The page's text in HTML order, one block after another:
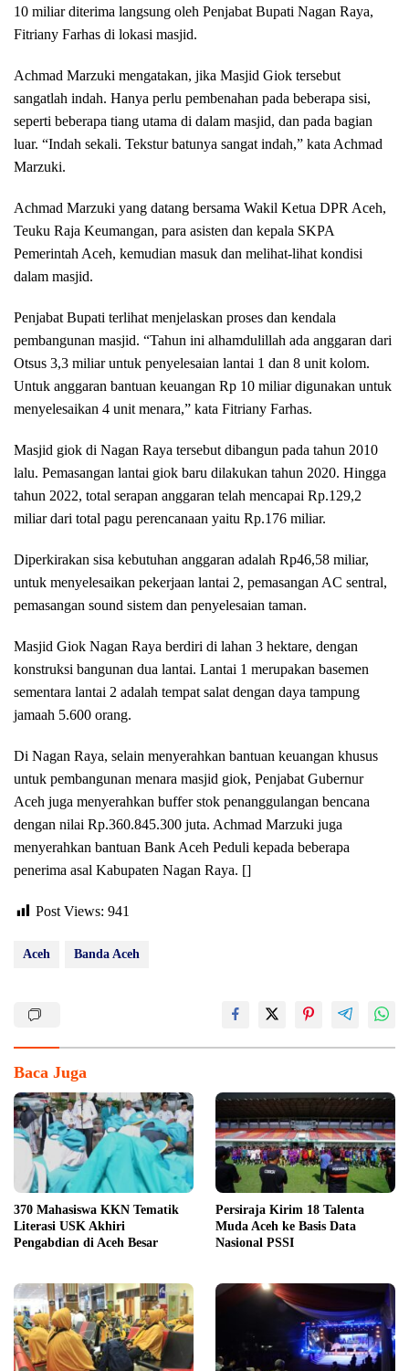
10 miliar diterima langsung oleh Penjabat Bupati Nagan Raya,
Fitriany Farhas di lokasi masjid.
Achmad Marzuki mengatakan, jika Masjid Giok tersebut
sangatlah indah. Hanya perlu pembenahan pada beberapa sisi,
seperti beberapa tiang utama di dalam masjid, dan pada bagian
luar. “Indah sekali. Tekstur batunya sangat indah,” kata Achmad
Marzuki.
Achmad Marzuki yang datang bersama Wakil Ketua DPR Aceh,
Teuku Raja Keumangan, para asisten dan kepala SKPA
Pemerintah Aceh, kemudian masuk dan melihat-lihat kondisi
dalam masjid.
Penjabat Bupati terlihat menjelaskan proses dan kendala
pembangunan masjid. “Tahun ini alhamdulillah ada anggaran dari
Otsus 3,3 miliar untuk penyelesaian lantai 1 dan 8 unit kolom.
Untuk anggaran bantuan keuangan Rp 10 miliar digunakan untuk
menyelesaikan 4 unit menara,” kata Fitriany Farhas.
Masjid giok di Nagan Raya tersebut dibangun pada tahun 2010
lalu. Pemasangan lantai giok baru dilakukan tahun 2020. Hingga
tahun 2022, total serapan anggaran telah mencapai Rp.129,2
miliar dari total pagu perencanaan yaitu Rp.176 miliar.
Diperkirakan sisa kebutuhan anggaran adalah Rp46,58 miliar,
untuk menyelesaikan pekerjaan lantai 2, pemasangan AC sentral,
pemasangan sound sistem dan penyelesaian taman.
Masjid Giok Nagan Raya berdiri di lahan 3 hektare, dengan
konstruksi bangunan dua lantai. Lantai 1 merupakan basemen
sementara lantai 2 adalah tempat salat dengan daya tampung
jamaah 5.600 orang.
Di Nagan Raya, selain menyerahkan bantuan keuangan khusus
untuk pembangunan menara masjid giok, Penjabat Gubernur
Aceh juga menyerahkan buffer stok penanggulangan bencana
dengan nilai Rp.360.845.300 juta. Achmad Marzuki juga
menyerahkan bantuan Bank Aceh Peduli kepada beberapa
penerima asal Kabupaten Nagan Raya. []
Post Views: 941
Aceh Banda Aceh
Baca Juga
370 Mahasiswa KKN Tematik
Literasi USK Akhiri
Pengabdian di Aceh Besar
Persiraja Kirim 18 Talenta
Muda Aceh ke Basis Data
Nasional PSSI